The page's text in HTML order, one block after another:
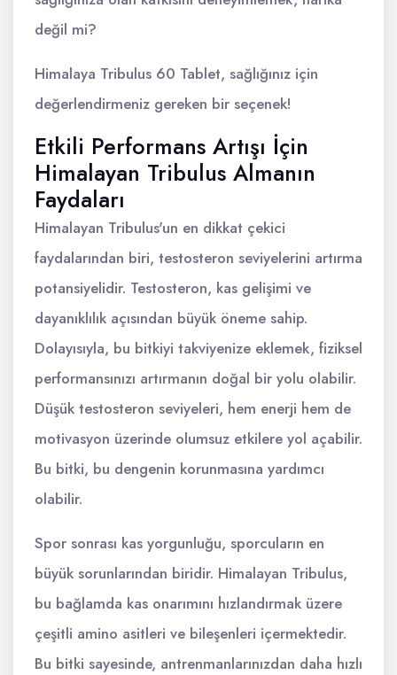
değil mi?
Himalaya Tribulus 60 Tablet, sağlığınız için
değerlendirmeniz gereken bir seçenek!
Etkili Performans Artışı İçin
Himalayan Tribulus Almanın
Faydaları
Himalayan Tribulus'un en dikkat çekici
faydalarından biri, testosteron seviyelerini artırma
potansiyelidir. Testosteron, kas gelişimi ve
dayanıklılık açısından büyük öneme sahip.
Dolayısıyla, bu bitkiyi takviyenize eklemek, fiziksel
performansınızı artırmanın doğal bir yolu olabilir.
Düşük testosteron seviyeleri, hem enerji hem de
motivasyon üzerinde olumsuz etkilere yol açabilir.
Bu bitki, bu dengenin korunmasına yardımcı
olabilir.
Spor sonrası kas yorgunluğu, sporcuların en
büyük sorunlarından biridir. Himalayan Tribulus,
bu bağlamda kas onarımını hızlandırmak üzere
çeşitli amino asitleri ve bileşenleri içermektedir.
Bu bitki sayesinde, antrenmanlarınızdan daha hızlı